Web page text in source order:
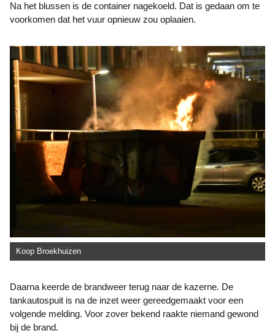
Na het blussen is de container nagekoeld. Dat is gedaan om te
voorkomen dat het vuur opnieuw zou oplaaien.
Koop Broekhuizen
Daarna keerde de brandweer terug naar de kazerne. De
tankautospuit is na de inzet weer gereedgemaakt voor een
volgende melding. Voor zover bekend raakte niemand gewond
bij de brand.